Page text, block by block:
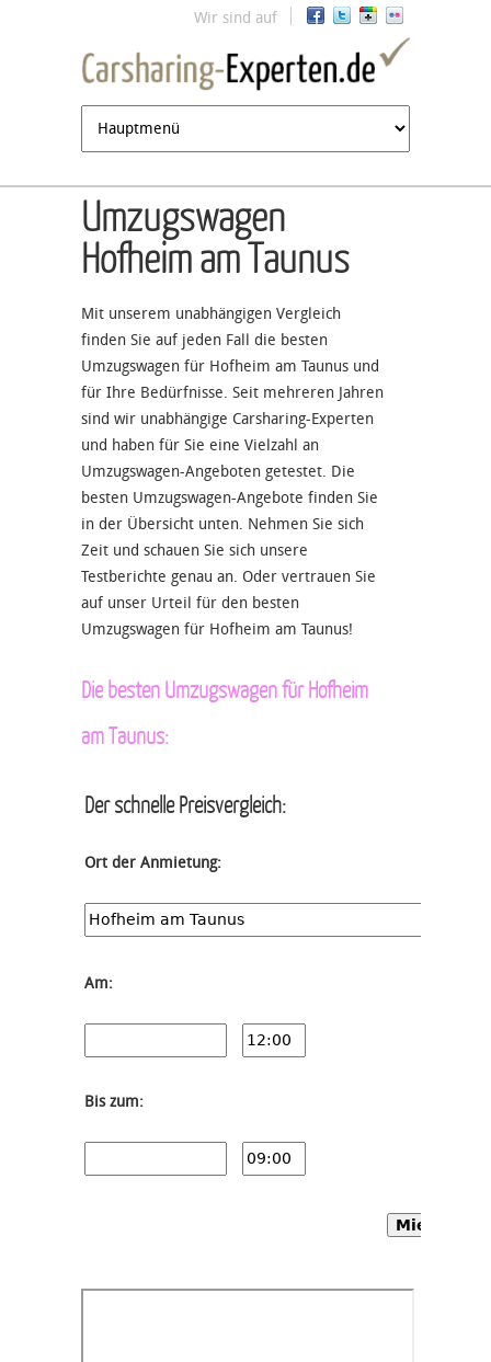
Jump to navigation
Wir sind auf
Umzugswagen
Hofheim am Taunus
Mit unserem unabhängigen Vergleich
finden Sie auf jeden Fall die besten
Umzugswagen für Hofheim am Taunus und
für Ihre Bedürfnisse. Seit mehreren Jahren
sind wir unabhängige Carsharing-Experten
und haben für Sie eine Vielzahl an
Umzugswagen-Angeboten getestet. Die
besten Umzugswagen-Angebote finden Sie
in der Übersicht unten. Nehmen Sie sich
Zeit und schauen Sie sich unsere
Testberichte genau an. Oder vertrauen Sie
auf unser Urteil für den besten
Umzugswagen für Hofheim am Taunus!
Die besten Umzugswagen für Hofheim
am Taunus:
Der schnelle Preisvergleich:
Ort der Anmietung:
Am:
Bis zum: